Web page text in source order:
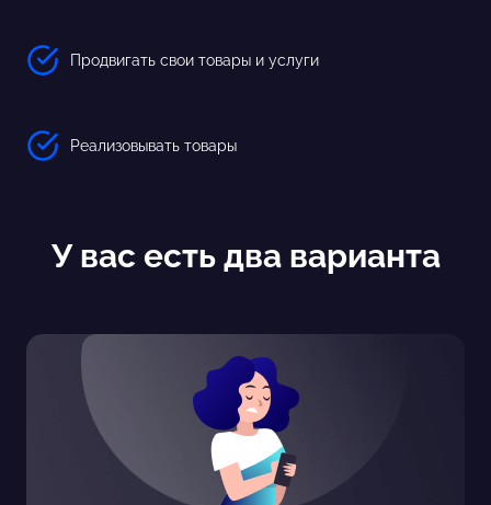
Продвигать свои товары и услуги
Реализовывать товары
У вас есть два варианта